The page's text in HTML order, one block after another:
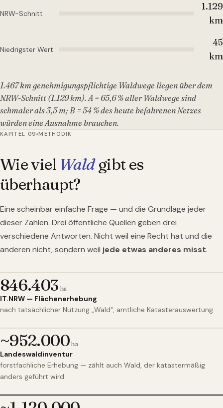
NRW-Schnitt
1.129
km
Niedrigster Wert
45
km
1.467 km genehmigungspflichtige Waldwege liegen über dem
NRW-Schnitt (1.129 km). A = 65,6 % aller Waldwege sind
schmaler als 3,5 m; B = 54 % des heute befahrenen Netzes
würden eine Ausnahme brauchen.
KAPITEL 09 METHODIK
Wie viel Waldgibt es
überhaupt?
Eine scheinbar einfache Frage — und die Grundlage jeder
dieser Zahlen. Drei öffentliche Quellen geben drei
verschiedene Antworten. Nicht weil eine Recht hat und die
anderen nicht, sondern weil jede etwas anderes misst.
846.403 ha
IT.NRW — Flächenerhebung
nach tatsächlicher Nutzung „Wald", amtliche Katasterauswertung.
~952.000ha
Landeswaldinventur
forstfachliche Erhebung — zählt auch Wald, der katastermäßig
anders geführt wird.